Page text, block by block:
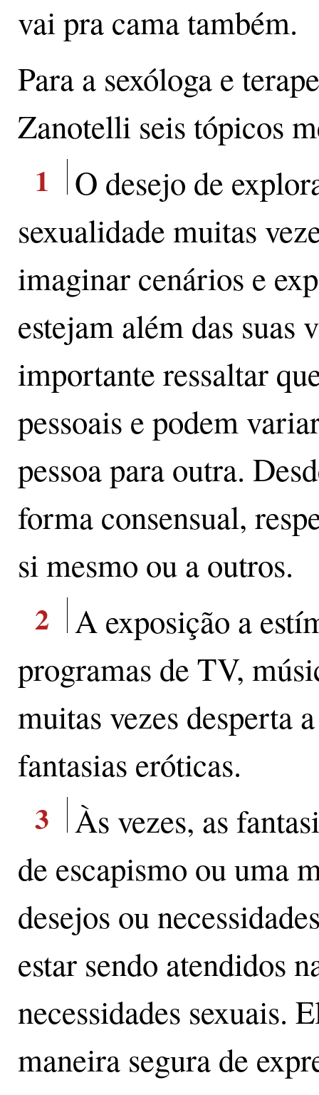
vai pra cama também.
Para a sexóloga e
Zanotelli seis tópicos
1
O desejo de
sexualidade muitas
imaginar cenários e
estejam além das suas
importante ressaltar
pessoais e podem
pessoa para outra.
forma consensual,
si mesmo ou a outros.
2
A exposição a
programas de TV,
muitas vezes desperta
fantasias eróticas.
3
Às vezes, as
de escapismo ou uma
desejos ou
estar sendo atendidos
necessidades sexuais.
maneira segura de